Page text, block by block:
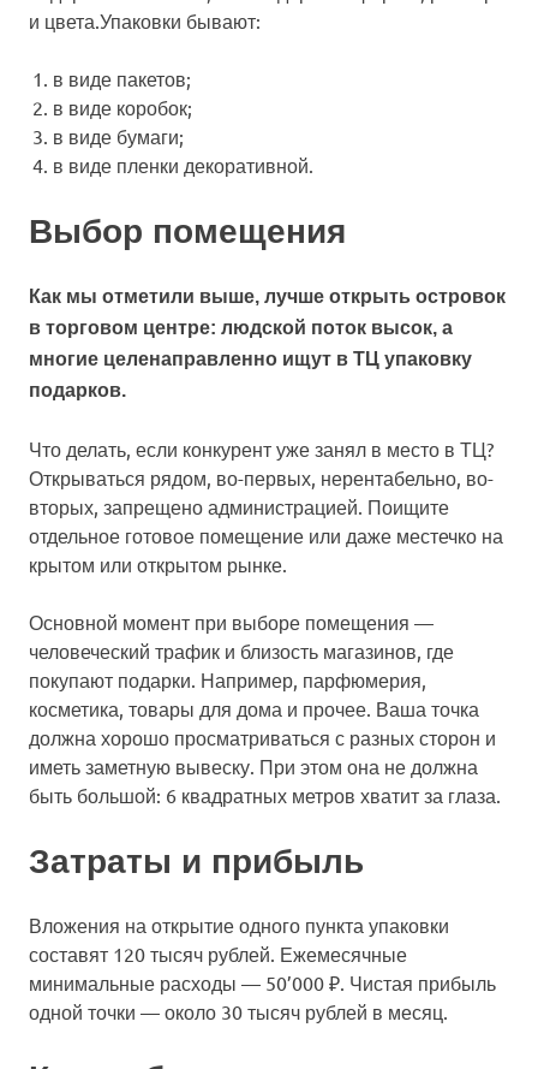
и цвета.Упаковки бывают:
в виде пакетов;
в виде коробок;
в виде бумаги;
в виде пленки декоративной.
Выбор помещения
Как мы отметили выше, лучше открыть островок
в торговом центре: людской поток высок, а
многие целенаправленно ищут в ТЦ упаковку
подарков.
Что делать, если конкурент уже занял в место в ТЦ?
Открываться рядом, во-первых, нерентабельно, во-
вторых, запрещено администрацией. Поищите
отдельное готовое помещение или даже местечко на
крытом или открытом рынке.
Основной момент при выборе помещения —
человеческий трафик и близость магазинов, где
покупают подарки. Например, парфюмерия,
косметика, товары для дома и прочее. Ваша точка
должна хорошо просматриваться с разных сторон и
иметь заметную вывеску. При этом она не должна
быть большой: 6 квадратных метров хватит за глаза.
Затраты и прибыль
Вложения на открытие одного пункта упаковки
составят 120 тысяч рублей. Ежемесячные
минимальные расходы — 50’000 ₽. Чистая прибыль
одной точки — около 30 тысяч рублей в месяц.